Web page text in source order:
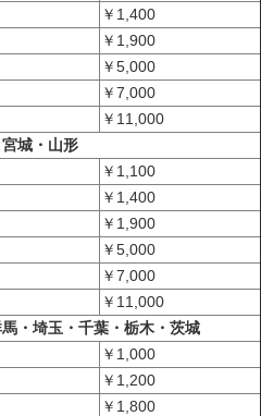
￥1,400
￥1,900
￥5,000
￥7,000
￥11,000
城・山形
￥1,100
￥1,400
￥1,900
￥5,000
￥7,000
￥11,000
・埼玉・千葉・栃木・茨城
￥1,000
￥1,200
￥1,800